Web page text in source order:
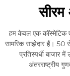
सीरम
हम केवल एक कॉस्मेटिक
सामरिक साझेदार हैं। 50 से
प्रतिस्पर्धी बाजार
अंतरराष्ट्रीय